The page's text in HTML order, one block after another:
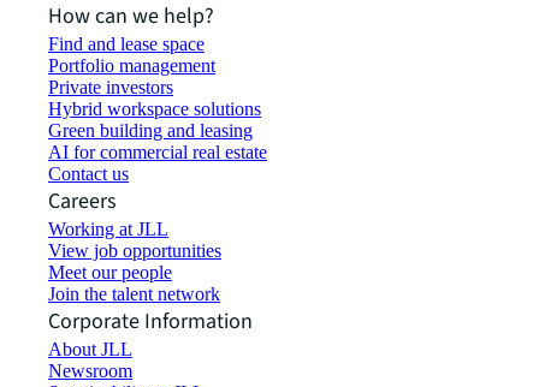
How can we help?
Find and lease space
Portfolio management
Private investors
Hybrid workspace solutions
Green building and leasing
AI for commercial real estate
Contact us
Careers
Working at JLL
View job opportunities
Meet our people
Join the talent network
Corporate Information
About JLL
Newsroom